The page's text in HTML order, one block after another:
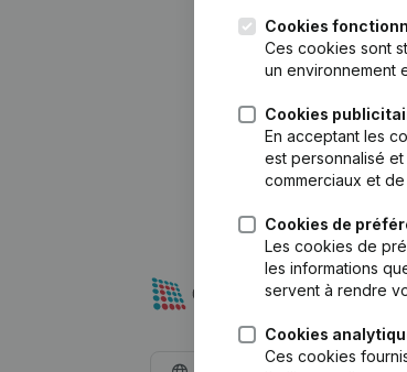
Cookies
Ces cookies sont
un environnement
Cookies
En acceptant les
est personnalisé
commerciaux et
Cookies de
Les cookies de
les informations
servent à rendre
Cookies
Ces cookies